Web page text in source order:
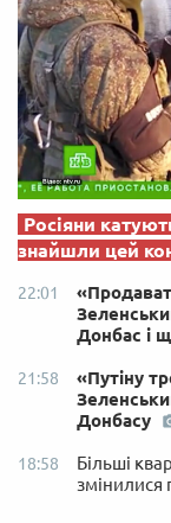
Росіяни
знайшли цей
22:01
Донбас і
21:58
«Путіну
Донбасу
18:58
Більші
змінилися